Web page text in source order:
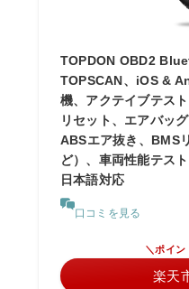
TOPDON OBD2
TOPSCAN、iOS &
機、アクテイブテス
リセット、エアバッ
ABSエア抜き、BMS
ど）、車両性能テス
日本語対応
口コミを見る
＼ポイン
楽天